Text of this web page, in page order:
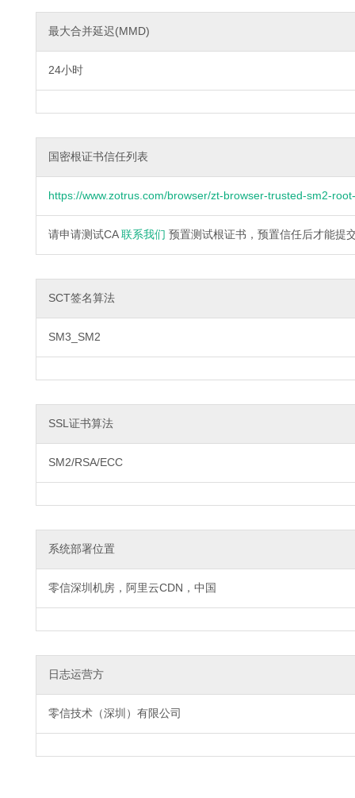
最大合并延迟(MMD)
24小时
国密根证书信任列表
https://www.zotrus.com/browser/zt-browser-trusted-sm2-
请申请测试CA 联系我们 预置测试根证书，预置信任后才能提
SCT签名算法
SM3_SM2
SSL证书算法
SM2/RSA/ECC
系统部署位置
零信深圳机房，阿里云CDN，中国
日志运营方
零信技术（深圳）有限公司